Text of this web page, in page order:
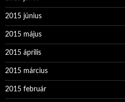
2015 június
2015 május
2015 április
2015 március
2015 február